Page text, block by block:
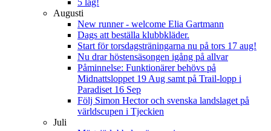
5 lag!
Augusti
New runner - welcome Elia Gartmann
Dags att beställa klubbkläder.
Start för torsdagsträningarna nu på tors 17 aug!
Nu drar höstensäsongen igång på allvar
Påminnelse: Funktionärer behövs på
Midnattsloppet 19 Aug samt på Trail-lopp i
Paradiset 16 Sep
Följ Simon Hector och svenska landslaget på
världscupen i Tjeckien
Juli